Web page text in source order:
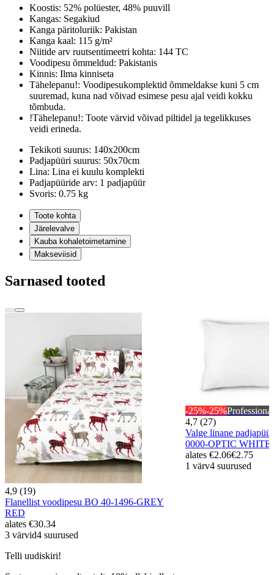
Koostis: 52% polüester, 48% puuvill
Kangas: Segakiud
Kanga päritoluriik: Pakistan
Kanga kaal: 115 g/m²
Niitide arv ruutsentimeetri kohta: 144 TC
Voodipesu õmmeldud: Pakistanis
Kinnis: Ilma kinniseta
Tähelepanu!: Voodipesukomplektid õmmeldakse kuni 5 cm
suuremad, kuna nad võivad esimese pesu ajal veidi kokku
tõmbuda.
!Tähelepanu!: Toote värvid võivad piltidel ja tegelikkuses
veidi erineda.
Tekikoti suurus: 140x200cm
Padjapüüri suurus: 50x70cm
Lina: Lina ei kuulu komplekti
Padjapüüride arv: 1 padjapüür
Svoris: 0.75 kg
Toote kohta
Järelevalve
Kauba kohaletoimetamine
Makseviisid
Sarnased tooted
4,9 (19)
Flanellist voodipesu BO 40-1496-GREY
RED
alates €30.34
3 värvid4 suurused
-25%-25%Professional
4,7 (27)
Valge linane
0000-OPTIC WHITE
alates €2.06€2.75
1 värv4 suurused
Telli uudiskiri!